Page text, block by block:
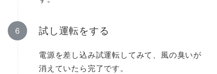
試し運転をする
電源を差し込み試運転してみて、風の臭いが
消えていたら完了です。